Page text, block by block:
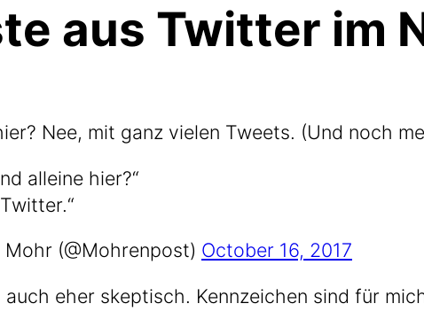
aus Twitter im
Nee, mit ganz vie­len Tweets. (Und noch
allei­ne hier?“
(@Mohrenpost) Octo­ber 16, 2017
auch eher skep­tisch. Kenn­zei­chen sind für